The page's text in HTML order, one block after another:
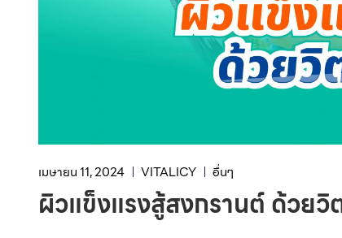
เมษายน 11, 2024 VITALICY อื่นๆ
ผิวแข็งแรงสู้สงกรานต์ ด้วย